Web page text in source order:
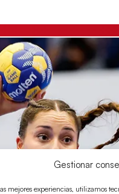
Gestionar
mejores experiencias, utilizamos